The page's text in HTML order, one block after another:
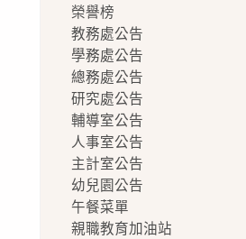
榮譽榜
教務處公告
學務處公告
總務處公告
研究處公告
輔導室公告
人事室公告
主計室公告
幼兒園公告
午餐菜單
親職教育加油站